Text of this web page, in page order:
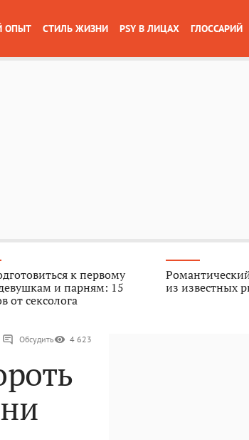
ОПЫТ СТИЛЬ ЖИЗНИ PSY В ЛИЦАХ ГЛОССАРИЙ
к первому
и парням: 15
от сексолога
из известных
Обсудить 4 623